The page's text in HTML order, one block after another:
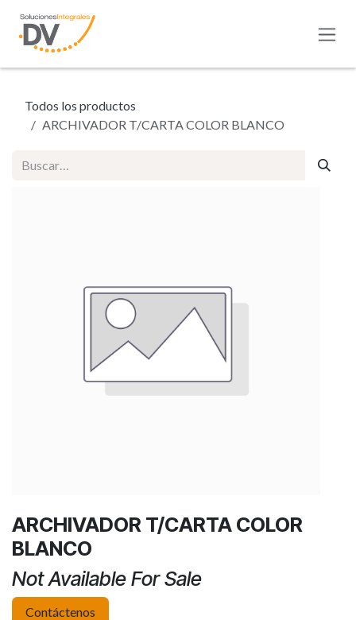
Todos los productos
ARCHIVADOR T/CARTA COLOR BLANCO
ARCHIVADOR T/CARTA COLOR
BLANCO
Not Available For Sale
Contáctenos